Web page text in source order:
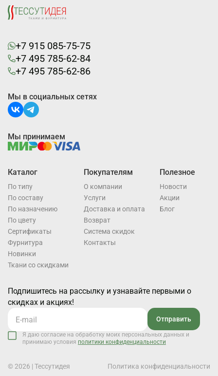
+7 915 085-75-75
+7 495 785-62-84
+7 495 785-62-86
Каталог
По типу
По составу
По назначению
По цвету
Cертификаты
Фурнитура
Новинки
Ткани со скидками
Покупателям
О компании
Услуги
Доставка и оплата
Возврат
Система скидок
Контакты
Полезное
Новости
Акции
Блог
Подпишитесь на рассылку и узнавайте первыми о
скидках и акциях!
Отправить
Я даю согласие на обработку моих персональных данных и
принимаю условия политики конфиденциальности
Мы в социальных сетях
Мы принимаем
© 2026 | Тессутидея Политика конфиденциальности